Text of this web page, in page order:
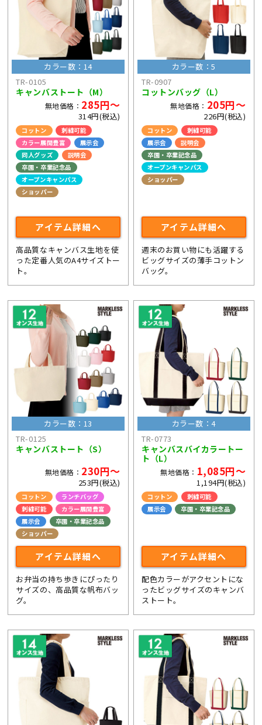
カラー数：14
TR-0105
キャンバストート（M）
無地価格： 285円～
314円(税込)
コットン
刺繍可能
カラー展開豊富
展示会
同人グッズ
説明会
卒園・卒業記念品
オープンキャンパス
ショッパー
アイテム詳細へ
高品質なキャンバス生地を使
った定番人気のA4サイズトー
ト。
カラー数：5
TR-0907
コットンバッグ（L）
無地価格： 205円～
226円(税込)
コットン
刺繍可能
展示会
説明会
卒園・卒業記念品
オープンキャンパス
ショッパー
アイテム詳細へ
週末のお買い物にも活躍する
ビッグサイズの薄手コットン
バッグ。
カラー数：13
TR-0125
キャンバストート（S）
無地価格： 230円～
253円(税込)
コットン
ランチバッグ
刺繍可能
カラー展開豊富
展示会
卒園・卒業記念品
ショッパー
アイテム詳細へ
お弁当の持ち歩きにぴったり
サイズの、高品質な帆布バッ
グ。
カラー数：4
TR-0773
キャンバスバイカラートー
ト（L）
無地価格： 1,085円～
1,194円(税込)
コットン
刺繍可能
展示会
卒園・卒業記念品
アイテム詳細へ
配色カラーがアクセントにな
ったビッグサイズのキャンバ
ストート。